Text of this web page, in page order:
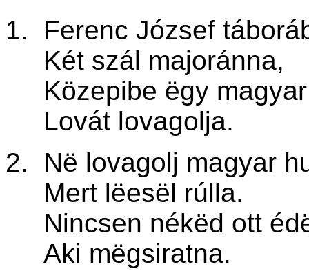
1. Ferenc József
Két szál majoránna,
Közepibe ëgy magyar
Lovát lovagolja.
2. Në lovagolj magyar
Mert lëesël rúlla.
Nincsen nékëd ott
Aki mëgsiratna.